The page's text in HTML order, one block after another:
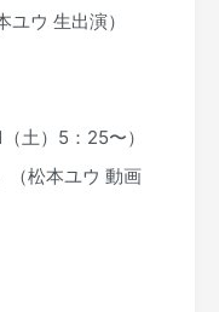
ウ 生出演）
土）5：25〜）
（松本ユウ 動画